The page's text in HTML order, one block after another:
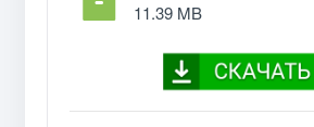
11.39 MB